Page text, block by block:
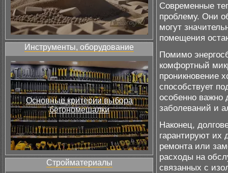
Инструменты, оборудование
Основные критерии выбора
бетономешалки
Стройматериалы
Современные
проблему. Они
могут
помещения
Помимо
комфортный
проникновение
способствует
особенно
заболеваний и
Наконец,
гарантируют их
ремонта или
расходы на
связанных с